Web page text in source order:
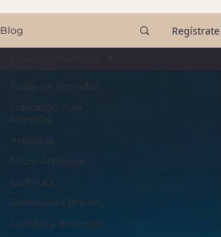
Blog Regístrate
Todas las entradas
Liderazgo Para
Mortales
Artículos
Micro Artículos
Escritura
Reflexiones Breves
Cambio y Evolución